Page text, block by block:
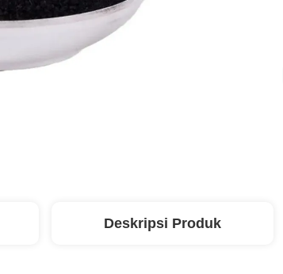
Deskripsi Produk